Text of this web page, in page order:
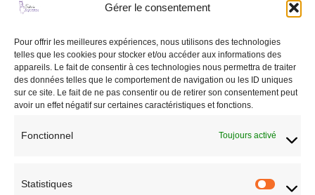
Gérer le consentement
Pour offrir les meilleures expériences, nous utilisons des technologies
telles que les cookies pour stocker et/ou accéder aux informations des
appareils. Le fait de consentir à ces technologies nous permettra de traiter
des données telles que le comportement de navigation ou les ID uniques
sur ce site. Le fait de ne pas consentir ou de retirer son consentement peut
avoir un effet négatif sur certaines caractéristiques et fonctions.
Fonctionnel Toujours activé
Statistiques
Ajouter
à la liste
de
souhaits
37,95€
Ajouter
à la liste
de
souhaits
WALDHAUSEN X-line